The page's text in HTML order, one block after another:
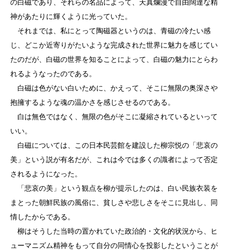
の白磁であり、それらの名品によって、天真爛漫で自由闊達な精
神があたりに輝くように光っていた。
それまでは、私にとって陶磁器というのは、青磁の冷たい感
じ、どこか近寄りがたいような完成された世界に魅力を感じてい
たのだが、白磁の世界を知ることによって、白磁の魅力にとらわ
れるようなったのである。
白磁は色がない白いために、かえって、そこに無限の奥深さや
抱擁するような魂の温かさを感じさせるのである。
白は無色ではなく、無限の色がそこに凝縮されているといって
いい。
白磁については、この日本民芸館を建設した柳宗悦の「悲哀の
美」という説が有名だが、これは今では多くの識者によって否定
されるようになった。
「悲哀の美」という観点を柳が提示したのは、白い民族衣装を
まとった朝鮮民族の風俗に、貧しさや悲しさをそこに見出し、同
情したからである。
柳はそうした当時の置かれていた政治的・文化的状況から、ヒ
ューマニズム精神をもって自分の同情心を投影したということが